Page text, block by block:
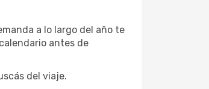
a lo largo del año te
antes de
del viaje.